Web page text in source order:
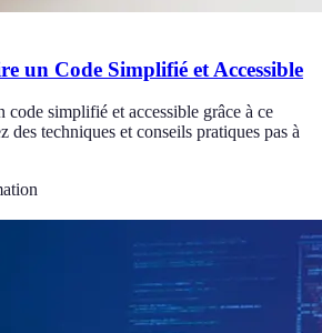
un Code Simplifié et Accessible
simplifié et accessible grâce à ce
des techniques et conseils pratiques pas à